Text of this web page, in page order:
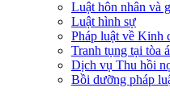
Luật hôn nhân và
Luật hình sự
Pháp luật về Kinh
Tranh tụng tại tòa
Dịch vụ Thu hồi
Bồi dưỡng pháp